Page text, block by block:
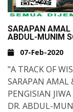
SARAPAN AMAL
ABDUL-MUNIM
07-Feb-2020
"A TRACK OF
SARAPAN AMAL
PENGISIAN
DR. ABDUL-